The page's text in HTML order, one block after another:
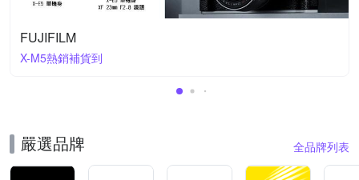
FUJIFILM
X-M5熱銷補貨到
嚴選品牌 全品牌列表